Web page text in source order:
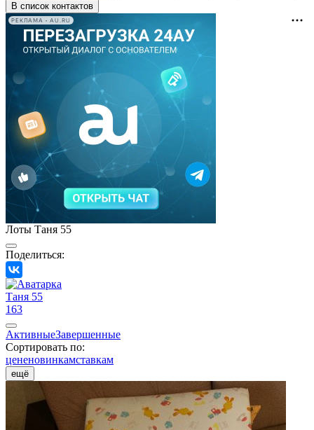
В список контактов
РЕКЛАМА • AU.RU
Лоты Таня 55
Поделиться:
Таня 55
163
АктивныеЗавершенные
Сортировать по:
цененовинкамставкам
ещё